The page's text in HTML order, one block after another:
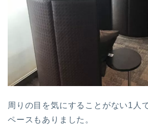
周りの目を気にすることがない1人
ペースもありました。